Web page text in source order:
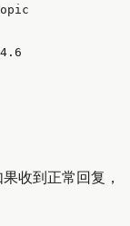
收到正常回复，